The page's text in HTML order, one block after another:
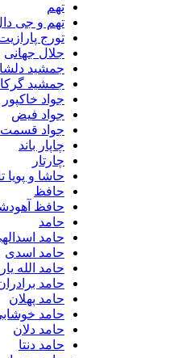
تهم و جی دال
تورج پارازیت
جلال جهانی
جمشید دلشادی
جمشید گرکانی
جواد خاکپور
جواد فیض
جواد قسمت
چاپار باند
چارتار
حاشا و پویا تات لاو
حافظ
حافظ آهودشتی
حامد
حامد اسدالهی
حامد اسدی
حامد الله یاری
حامد برادران
حامد پهلان
حامد خوشابی
حامد دلان
حامد دنتا